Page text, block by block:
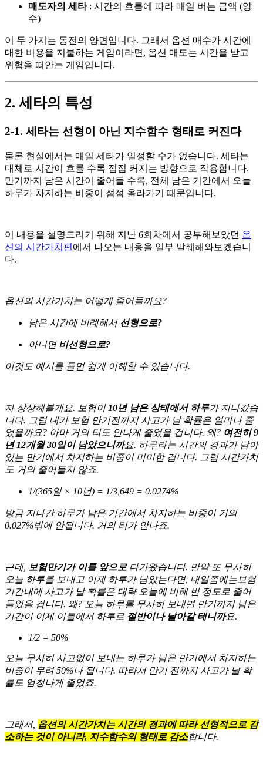
매도자의 세타: 시간의 흐름에 따라 매일 버는 금액 (양
수)
이 두 가지는 동전의 양면입니다. 그래서 옵션 매수가 시간에
대한 비용을 지불하는 게임이라면, 옵션 매도는 시간을 받고
위험을 떠안는 게임입니다.
2. 세타의 특성
2-1. 세타는 선형이 아닌 지수함수 형태로 커진다
물론 현실에서는 매일 세타가 일정할 수가 없습니다. 세타는
대체로 시간이 흐를 수록 점점 커지는 방향으로 작용합니다.
만기까지 남은 시간이 줄어들 수록, 전체 남은 기간에서 오늘
하루가 차지하는 비중이 점점 올라가기 때문입니다.
이 내용을 설명드리기 위해 지난 6회차에서 공부해보았던 옵
션의 시간가치편 에서 나오는 내용을 일부 발췌해와보겠습니
다.
옵션의 시간가치는 어떻게 줄어들까요?
남은 시간에 비례해서 선형으로?
아니면비선형으로?
이것도 예시를 들면 쉽게 이해할 수 있습니다.
자 상상해볼게요. 보험이 10년 남은 상태에서 하루가 지나갔습
니다. 그럼 내가 보험 만기전까지 사고가 날 확률은 얼마나 줄
었을까요? 아마 거의 티도 안나게 줄었을 겁니다. 왜? 여전히 9
년 12개월 30일이 남았으니까요. 하루라는 시간의 경과가 남아
있는 만기에서 차지하는 비중이 미미한 겁니다. 그럼 시간가치
도 거의 줄어들지 않죠.
1/(365일 × 10년) = 1/3,649 = 0.0274%
방금 지나간 하루가 남은 기간에서 차지하는 비중이 거의
0.027%밖에 안됩니다. 거의 티가 안나죠.
근데, 보험만기가 이틀 앞으로다가왔습니다. 만약 또 무사히
오늘 하루를 보내고 이제 하루가 남았는다면, 내일쯤에는보험
기간내에 사고가 날 확률은 대략 오늘에 비해 반 정도로 줄어
들었을 겁니다. 왜? 오늘 하루를 무사히 보내면 만기까지 남은
기간이 이제 이틀에서 하루로 절반이나 날아갈 테니까요.
1/2 = 50%
오늘 무사히 사고없이 보내는 하루가 남은 만기에서 차지하는
비중이 무려 50%나 됩니다. 따라서 만기 전까지 사고가 날 확
률도 엄청나게 줄었죠.
그래서, 옵션의 시간가치는 시간의 경과에 따라 선형적으로 감
소하는 것이 아니라, 지수함수의 형태로 감소합니다.